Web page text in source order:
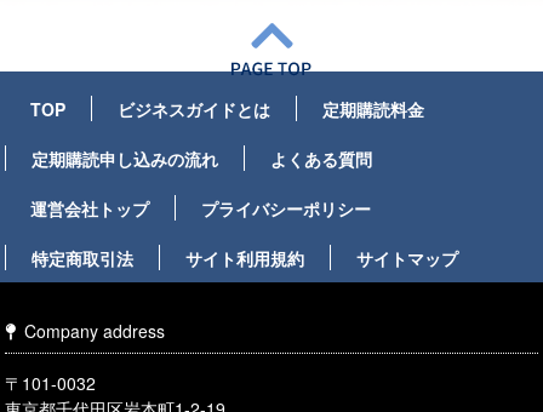
TOP ビジネスガイドとは 定期購読料金
定期購読申し込みの流れ よくある質問
運営会社トップ プライバシーポリシー
特定商取引法 サイト利用規約 サイトマップ
Company address
〒101-0032